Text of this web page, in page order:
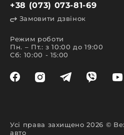
+38 (073) 073-81-69
Замовити дзвінок
Режим роботи
Пн. – Пт.: з 10:00 до 19:00
Сб: 10:00 - 15:00
Усі права захищено 2026 ©
авто